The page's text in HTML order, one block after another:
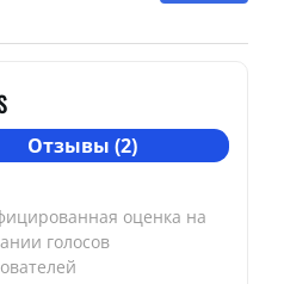
Отзывы (2)
оценка на
голосов